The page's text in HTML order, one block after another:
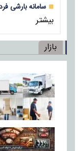
سامانه بارشی
بیشتر
بازار